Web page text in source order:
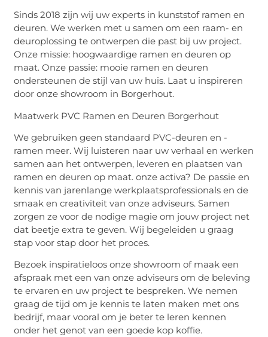
Sinds 2018 zijn wij uw experts in kunststof ramen en
deuren. We werken met u samen om een ​​raam- en
deuroplossing te ontwerpen die past bij uw project.
Onze missie: hoogwaardige ramen en deuren op
maat. Onze passie: mooie ramen en deuren
ondersteunen de stijl van uw huis. Laat u inspireren
door onze showroom in Borgerhout.
Maatwerk PVC Ramen en Deuren Borgerhout
We gebruiken geen standaard PVC-deuren en -
ramen meer. Wij luisteren naar uw verhaal en werken
samen aan het ontwerpen, leveren en plaatsen van
ramen en deuren op maat. onze activa? De passie en
kennis van jarenlange werkplaatsprofessionals en de
smaak en creativiteit van onze adviseurs. Samen
zorgen ze voor de nodige magie om jouw project net
dat beetje extra te geven. Wij begeleiden u graag
stap voor stap door het proces.
Bezoek inspiratieloos onze showroom of maak een
afspraak met een van onze adviseurs om de beleving
te ervaren en uw project te bespreken. We nemen
graag de tijd om je kennis te laten maken met ons
bedrijf, maar vooral om je beter te leren kennen
onder het genot van een goede kop koffie.